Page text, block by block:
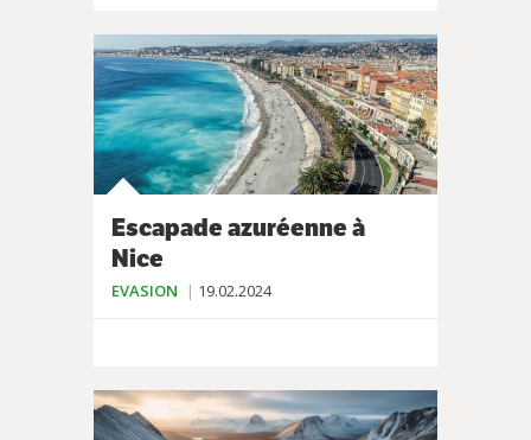
Escapade azuréenne à
Nice
EVASION 19.02.2024